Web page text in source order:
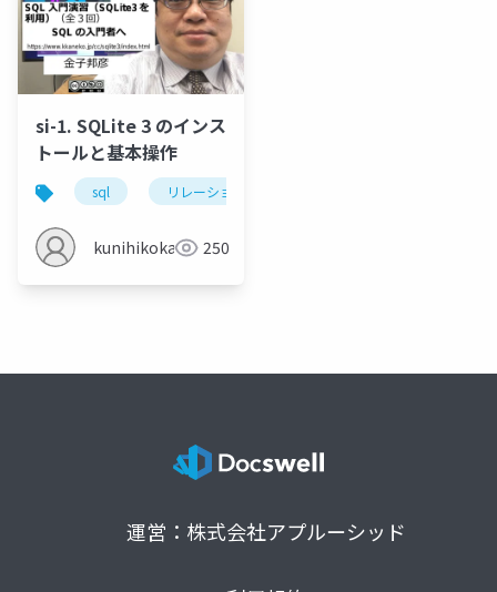
si-1. SQLite 3 のインス
トールと基本操作
sql リレーショナルデータベース
kunihikokaneko250
運営：株式会社アプルーシッド